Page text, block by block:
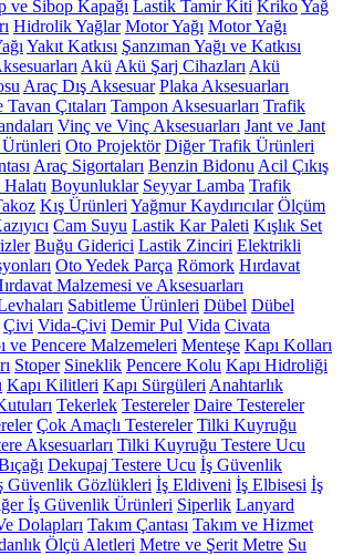
ve Sibop Kapağı Lastik Tamir Kiti KrikoYağ
Hidrolik Yağlar Motor Yağı Motor Yağı
Yakıt Katkısı Şanzıman Yağı ve Katkısı
Akü Akü Şarj Cihazları Akü
Araç Dış Aksesuar Plaka Aksesuarları
Tavan Çıtaları Tampon Aksesuarları Trafik
Vinç ve Vinç Aksesuarları Jant ve Jant
Oto Projektör Diğer Trafik Ürünleri
Araç Sigortaları Benzin Bidonu Acil Çıkış
Boyunluklar Seyyar Lamba Trafik
Kış Ürünleri Yağmur Kaydırıcılar Ölçüm
Cam Suyu Lastik Kar Paleti Kışlık Set
Buğu Giderici Lastik Zinciri Elektrikli
Oto Yedek Parça Römork Hırdavat
Malzemesi ve Aksesuarları
Sabitleme Ürünleri Dübel Dübel
Çivi Vida-Çivi Demir Pul Vida Civata
ve Pencere Malzemeleri Menteşe Kapı Kolları
Stoper Sineklik Pencere Kolu Kapı Hidroliği
Kapı Kilitleri Kapı Sürgüleri Anahtarlık
Tekerlek Testereler Daire Testereler
Çok Amaçlı Testereler Tilki Kuyruğu
Aksesuarları Tilki Kuyruğu Testere Ucu
Dekupaj Testere Ucu İş Güvenlik
Güvenlik Gözlükleri İş Eldiveni İş Elbisesi İş
İş Güvenlik Ürünleri Siperlik Lanyard
Dolapları Takım Çantası Takım ve Hizmet
Ölçü Aletleri Metre ve Şerit Metre Su